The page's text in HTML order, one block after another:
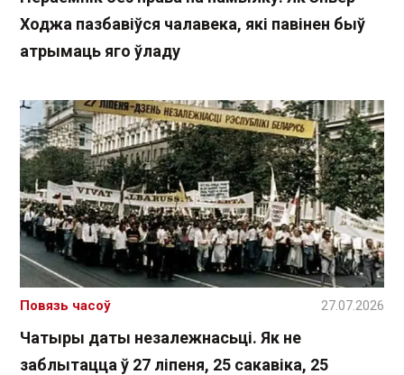
Ходжа пазбавіўся чалавека, які павінен быў
атрымаць яго ўладу
Чатыры даты незалежнасьці. Як не
заблытацца ў 27 ліпеня, 25 сакавіка, 25
Повязь часоў 27.07.2026